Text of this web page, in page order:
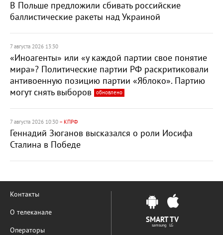
В Польше предложили сбивать российские
баллистические ракеты над Украиной
7 августа 2026 13:30
«Иноагенты» или «у каждой партии свое понятие
мира»? Политические партии РФ раскритиковали
антивоенную позицию партии «Яблоко». Партию
могут снять выборов
обновлено
7 августа 2026 10:30 – КПРФ
Геннадий Зюганов высказался о роли Иосифа
Сталина в Победе
Контакты
О телеканале
Операторы
SMART TV
samsung LG